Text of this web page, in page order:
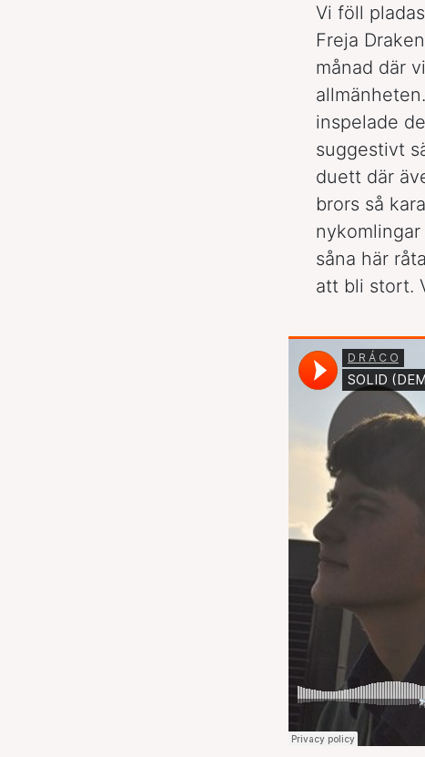
Vi föll
Freja
månad där
inspelade
suggestivt
duett där
brors så
såna här
att bli stort.